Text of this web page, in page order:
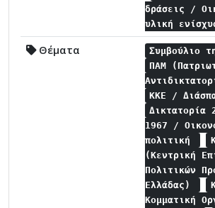
δράσεις /
υλική
Θέματα
Συμβούλιο
ΠΑΜ
ΚΚΕ /
Δικτατορία
1967 /
πολιτική
(Κεντρική
Πολιτικών
Ελλάδας)
Κομματική